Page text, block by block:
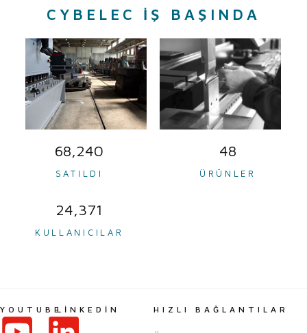
CYBELEC IŞ BAŞINDA
SATILDI
87,301
ÜRÜNLER
62
KULLANICILAR
31,179
HIZLI BAĞLANTILAR
YOUTUBELINKEDIN